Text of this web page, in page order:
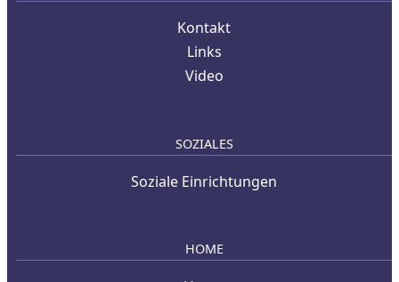
Kontakt
Links
Video
SOZIALES
Soziale Einrichtungen
HOME